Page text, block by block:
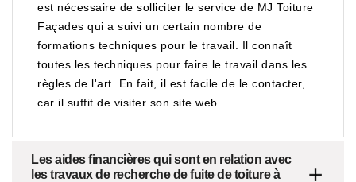
est nécessaire de solliciter le service de MJ Toiture
Façades qui a suivi un certain nombre de
formations techniques pour le travail. Il connaît
toutes les techniques pour faire le travail dans les
règles de l'art. En fait, il est facile de le contacter,
car il suffit de visiter son site web.
Les aides financières qui sont en relation avec
les travaux de recherche de fuite de toiture à